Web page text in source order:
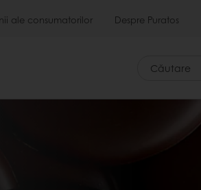
ale consumatorilor Despre Puratos